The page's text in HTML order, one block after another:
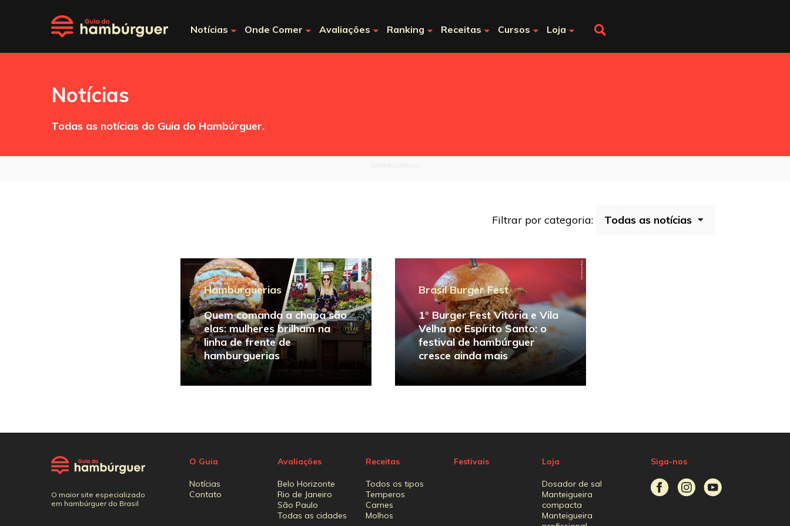
Notícias Onde Comer Avaliações Ranking Receitas Cursos Loja
Notícias
Todas as notícias do Guia do Hambúrguer.
Filtrar por categoria:
Hamburguerias
Quem comanda a chapa são
elas: mulheres brilham na
linha de frente de
hamburguerias
Brasil Burger Fest
1° Burger Fest Vitória e Vila
Velha no Espírito Santo: o
festival de hambúrguer
cresce ainda mais
O maior site especializado
em hambúrguer do Brasil
O Guia
Notícias
Contato
Avaliações
Belo Horizonte
Rio de Janeiro
São Paulo
Todas as cidades
Receitas
Todos os tipos
Temperos
Carnes
Molhos
Festivais Loja
Dosador de sal
Manteigueira
compacta
Manteigueira
Siga-nos